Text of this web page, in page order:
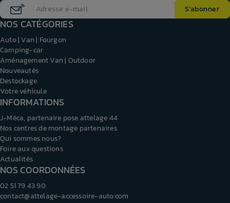
NOS CATÉGORIES
Auto | Van | Fourgon
Camping-car
Aménagement Van | Outdoor
Nouveautés
Destockage
Votre véhicule
INFORMATIONS
J-Méca, partenaire pose attelage 44
Nos centres de montage partenaires
Qui sommes nous?
Foire aux questions
Actualités
NOS COORDONNÉES
02 51 79 43 90
contact@attelage-accessoire-auto.com